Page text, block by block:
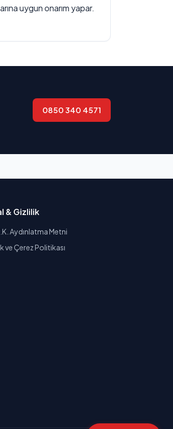
uygun onarım yapar.
0850 340 4571
& Gizlilik
Aydınlatma Metni
ve Çerez Politikası